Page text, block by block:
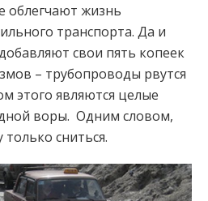
облегчают жизнь
транспорта. Да и
свои пять копеек
– трубопроводы рвутся
этого являются целые
воры. Одним словом,
сниться.